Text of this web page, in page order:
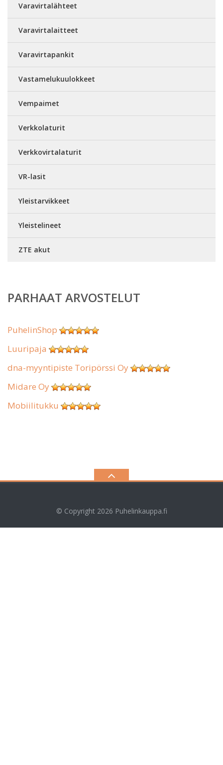
Varavirtalähteet
Varavirtalaitteet
Varavirtapankit
Vastamelukuulokkeet
Vempaimet
Verkkolaturit
Verkkovirtalaturit
VR-lasit
Yleistarvikkeet
Yleistelineet
ZTE akut
PARHAAT ARVOSTELUT
PuhelinShop
Luuripaja
dna-myyntipiste Toripörssi Oy
Midare Oy
Mobiilitukku
© Copyright 2026 Puhelinkauppa.fi